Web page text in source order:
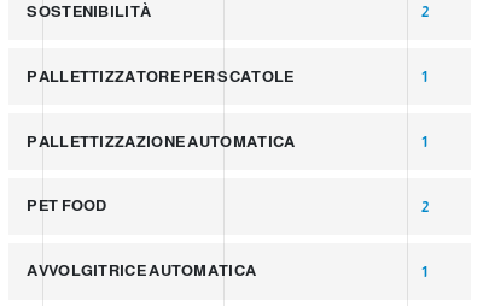
SOSTENIBILITÀ 2
PALLETTIZZATORE PER SCATOLE 1
PALLETTIZZAZIONE AUTOMATICA 1
PET FOOD 2
AVVOLGITRICE AUTOMATICA 1